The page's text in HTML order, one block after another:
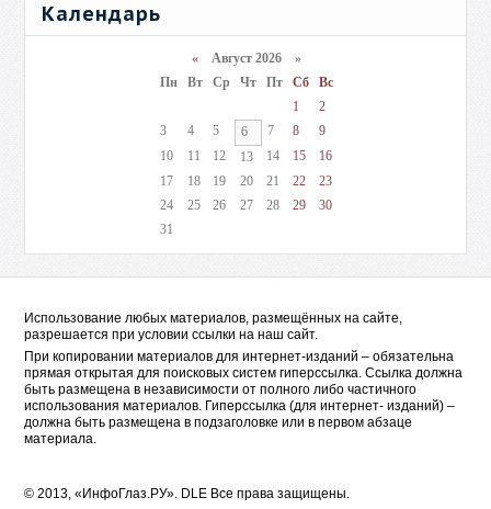
Календарь
«Август 2026 »
Пн
Вт Ср Чт Пт Сб
Вс
1
2
3
4 5 6 7 8
9
10
11 12 13 14 15
16
17
18 19 20 21 22
23
24
25 26 27 28 29
30
31
Использование любых материалов, размещённых на сайте,
разрешается при условии ссылки на наш сайт.
При копировании материалов для интернет-изданий – обязательна
прямая открытая для поисковых систем гиперссылка. Ссылка должна
быть размещена в независимости от полного либо частичного
использования материалов. Гиперссылка (для интернет- изданий) –
должна быть размещена в подзаголовке или в первом абзаце
материала.
© 2013, «ИнфоГлаз.РУ». DLE Все права защищены.